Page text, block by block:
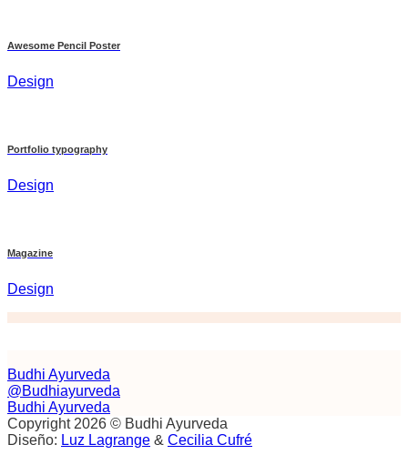
Awesome Pencil Poster
Design
Portfolio typography
Design
Magazine
Design
Budhi Ayurveda
@Budhiayurveda
Budhi Ayurveda
Copyright 2026 © Budhi Ayurveda
Diseño: Luz Lagrange & Cecilia Cufré